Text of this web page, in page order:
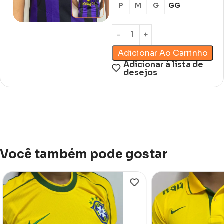
P M G GG
Adicionar Ao Carrinho
Adicionar à lista de
desejos
Você também pode gostar